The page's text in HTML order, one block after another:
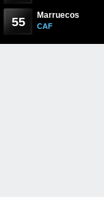
55 Marruecos
CAF